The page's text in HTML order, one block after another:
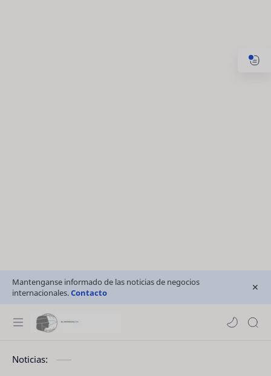
Mantenganse informado de las noticias de negocios
internacionales.Contacto
Noticias: